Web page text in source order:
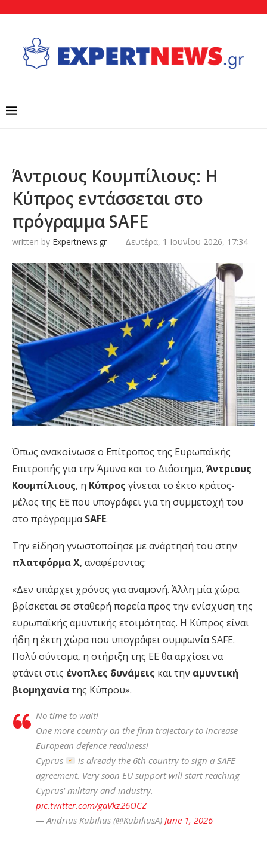
Άντριους Κουμπίλιους: Η
Κύπρος εντάσσεται στο
πρόγραμμα SAFE
written by Expertnews.gr Δευτέρα, 1 Ιουνίου 2026, 17:34
Όπως ανακοίνωσε ο Επίτροπος της Ευρωπαϊκής
Επιτροπής για την Άμυνα και το Διάστημα, Άντριους
Κουμπίλιους, η Κύπρος γίνεται το έκτο κράτος-
μέλος της ΕΕ που υπογράφει για τη συμμετοχή του
στο πρόγραμμαSAFE.
Την είδηση γνωστοποίησε με ανάρτησή του στην
πλατφόρμα X, αναφέροντας:
«Δεν υπάρχει χρόνος για αναμονή. Άλλη μία χώρα
βρίσκεται σε σταθερή πορεία προς την ενίσχυση της
ευρωπαϊκής αμυντικής ετοιμότητας. Η Κύπρος είναι
ήδη η έκτη χώρα που υπογράφει συμφωνία SAFE.
Πολύ σύντομα, η στήριξη της ΕΕ θα αρχίσει να
φτάνει στις ένοπλες δυνάμεις και την αμυντική
βιομηχανίατης Κύπρου».
No time to wait!
One more country on the firm trajectory to increase
European defence readiness!
Cyprus
is already the 6th country to sign a SAFE
agreement. Very soon EU support will start reaching
Cyprus’ military and industry.
pic.twitter.com/gaVkz26OCZ
— Andrius Kubilius (@KubiliusA) June 1, 2026